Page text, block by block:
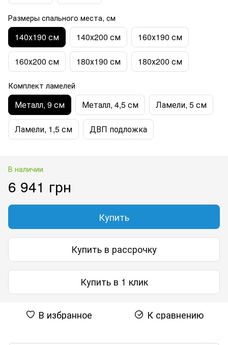
Размеры спального места, см
140х190 см 140х200 см 160х190 см
160х200 см 180х190 см 180х200 см
Комплект ламелей
Металл, 9 см Металл, 4,5 см Ламели, 5 см
Ламели, 1,5 см ДВП подложка
В наличии
6 941 грн
Купить
Купить в рассрочку
Купить в 1 клик
В избранное К сравнению